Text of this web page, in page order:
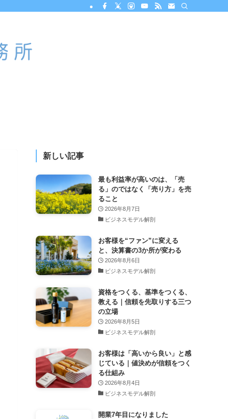
新しい記事
最も利益率が高いのは、「売
る」のではなく「売り方」を売
ること
2026年8月7日
ビジネスモデル解剖
お客様を“ファン”に変える
と、決算書の3か所が変わる
2026年8月6日
ビジネスモデル解剖
資格をつくる、基準をつくる、
教える｜信頼を先取りする三つ
の立場
2026年8月5日
ビジネスモデル解剖
お客様は「高いから良い」と感
じている｜値決めが信頼をつく
る仕組み
2026年8月4日
ビジネスモデル解剖
開業7年目になりました